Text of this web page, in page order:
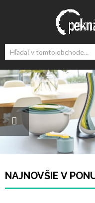
Prihlásiť
sa
Sign
up
NAJNOVŠIE V